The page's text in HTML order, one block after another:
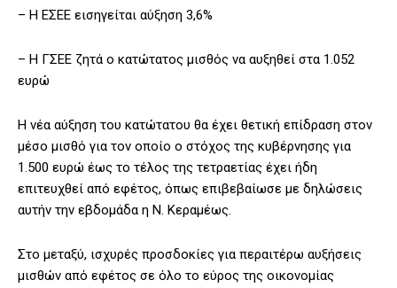
– Η ΕΣΕΕ εισηγείται αύξηση 3,6%
– Η ΓΣΕΕ ζητά ο κατώτατος μισθός να αυξηθεί στα 1.052
ευρώ
Η νέα αύξηση του κατώτατου θα έχει θετική επίδραση στον
μέσο μισθό για τον οποίο ο στόχος της κυβέρνησης για
1.500 ευρώ έως το τέλος της τετραετίας έχει ήδη
επιτευχθεί από εφέτος, όπως επιβεβαίωσε με δηλώσεις
αυτήν την εβδομάδα η Ν. Κεραμέως.
Στο μεταξύ, ισχυρές προσδοκίες για περαιτέρω αυξήσεις
μισθών από εφέτος σε όλο το εύρος της οικονομίας